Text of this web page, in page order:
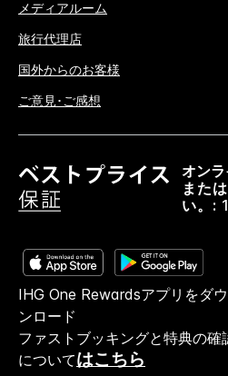
メディアルーム
旅行代理店
国外からのお客様
ご意見･ご感想
オン
また
い。:
IHG One Rewardsアプリをダウ
ンロード
ファストブッキングと特典の確
についてはこちら